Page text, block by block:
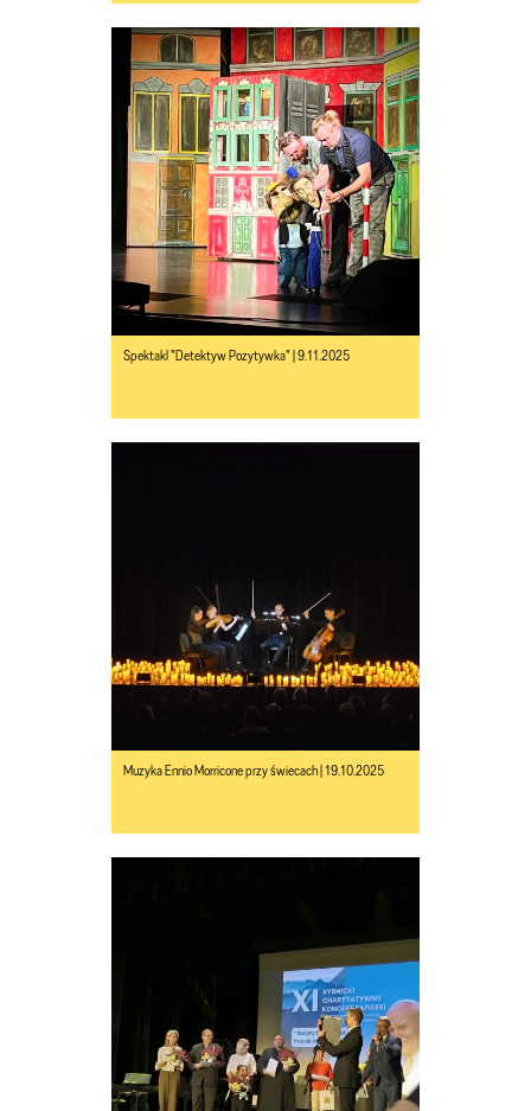
Spektakl "Detektyw Pozytywka" | 9.11.2025
Muzyka Ennio Morricone przy świecach | 19.10.2025